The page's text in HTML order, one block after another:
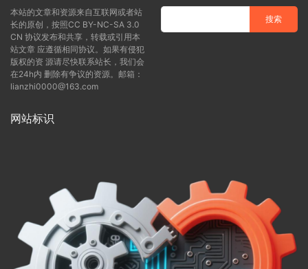
本站的文章和资源来自互联网或者站
长的原创，按照CC BY-NC-SA 3.0
CN 协议发布和共享，转载或引用本
站文章 应遵循相同协议。如果有侵犯
版权的资 源请尽快联系站长，我们会
在24h内 删除有争议的资源。邮箱：
lianzhi0000@163.com
网站标识